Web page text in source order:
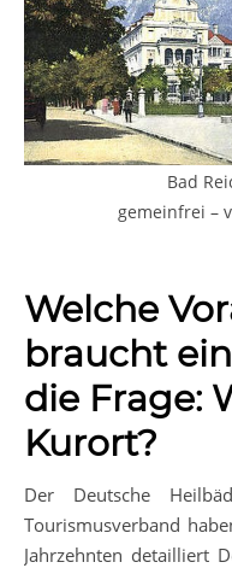
Bad
gemeinfrei –
Welche
braucht
die Frage:
Kurort?
Der Deutsche
Tourismusverband
Jahrzehnten detailliert